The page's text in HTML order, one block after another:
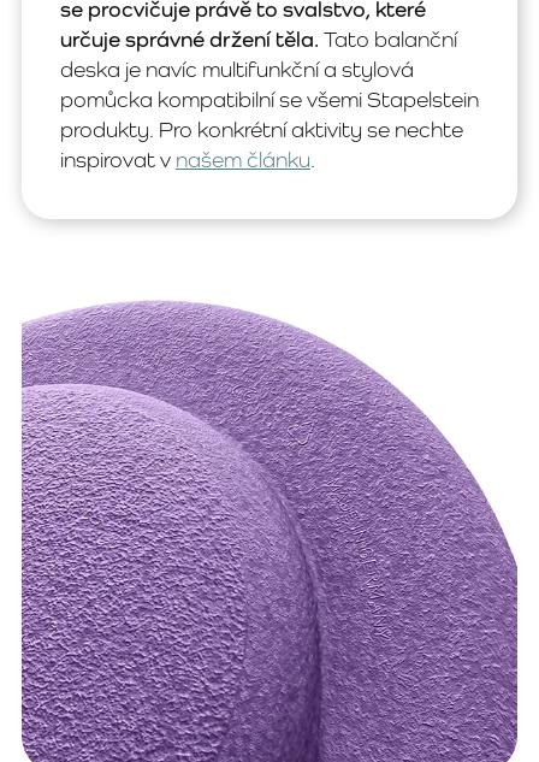
se procvičuje právě to svalstvo, které
určuje správné držení těla. Tato balanční
deska je navíc multifunkční a stylová
pomůcka kompatibilní se všemi Stapelstein
produkty. Pro konkrétní aktivity se nechte
inspirovat v našem článku.